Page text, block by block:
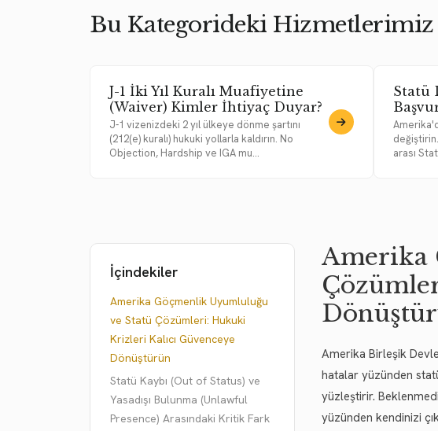
Bu Kategorideki Hizmetlerimiz
J-1 İki Yıl Kuralı Muafiyetine
(Waiver) Kimler İhtiyaç Duyar?
J-1 vizenizdeki 2 yıl ülkeye dönme şartını
(212(e) kuralı) hukuki yollarla kaldırın. No
Objection, Hardship ve IGA mu...
Statü
arası
İçindekiler
Amerika Göçmenlik Uyumluluğu
ve Statü Çözümleri: Hukuki
Krizleri Kalıcı Güvenceye
Dönüştürün
Statü Kaybı (Out of Status) ve
Yasadışı Bulunma (Unlawful
Presence) Arasındaki Kritik Fark
Amerika
Amerika Birleşik
hatalar yüzünden
yüzleştirir.
yüzünden kendinizi